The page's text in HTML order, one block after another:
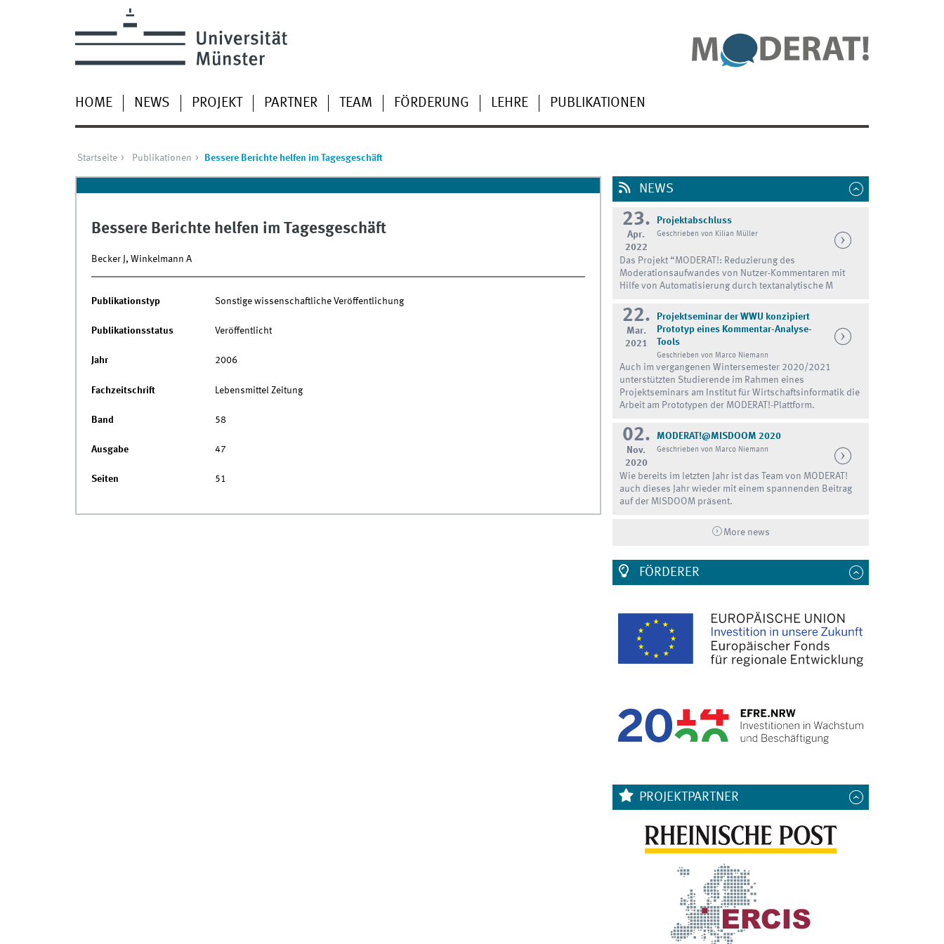
HOME NEWS PROJEKT PARTNER TEAM FÖRDERUNG LEHRE PUBLIKATIONEN
Startseite Publikationen Bessere Berichte helfen im Tagesgeschäft
Bessere Berichte helfen im Tagesgeschäft
Becker J, Winkelmann A
Publikationstyp Sonstige wissenschaftliche Veröffentlichung
Publikationsstatus Veröffentlicht
Jahr 2006
Fachzeitschrift Lebensmittel Zeitung
Band 58
Ausgabe 47
Seiten 51
NEWS
23.
Apr.
2022
Projektabschluss
Geschrieben von Kilian Müller
Das Projekt “MODERAT!: Reduzierung des
Moderationsaufwandes von Nutzer-Kommentaren mit
Hilfe von Automatisierung durch textanalytische M
22.
Mar.
2021
Projektseminar der WWU konzipiert
Prototyp eines Kommentar-Analyse-
Tools
Geschrieben von Marco Niemann
Auch im vergangenen Wintersemester 2020/2021
unterstützten Studierende im Rahmen eines
Projektseminars am Institut für Wirtschaftsinformatik die
Arbeit am Prototypen der MODERAT!-Plattform.
02.
Nov.
2020
MODERAT!@MISDOOM 2020
Geschrieben von Marco Niemann
Wie bereits im letzten Jahr ist das Team von MODERAT!
auch dieses Jahr wieder mit einem spannenden Beitrag
auf der MISDOOM präsent.
More news
FÖRDERER
PROJEKTPARTNER